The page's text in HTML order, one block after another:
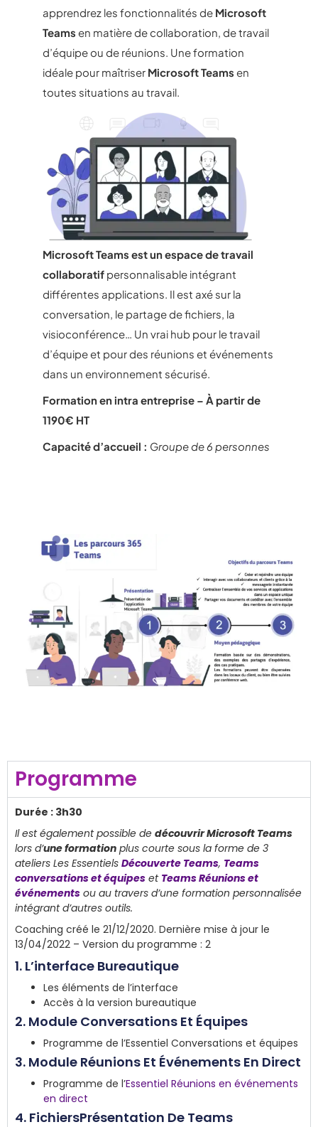
apprendrez les fonctionnalités de Microsoft
Teams en matière de collaboration, de travail
d’équipe ou de réunions. Une formation
idéale pour maîtriser Microsoft Teams en
toutes situations au travail.
Microsoft Teams est un espace de travail
collaboratif personnalisable intégrant
différentes applications. Il est axé sur la
conversation, le partage de fichiers, la
visioconférence… Un vrai hub pour le travail
d’équipe et pour des réunions et événements
dans un environnement sécurisé.
Formation en intra entreprise – À partir de
1190€ HT
Capacité d’accueil : Groupe de 6 personnes
Programme
Durée : 3h30
Il est également possible de découvrir Microsoft Teams
lors d’une formation plus courte sous la forme de 3
ateliers Les Essentiels Découverte Teams, Teams
conversations et équipes et Teams Réunions et
événements ou au travers d’une formation personnalisée
intégrant d’autres outils.
Coaching créé le 21/12/2020. Dernière mise à jour le
13/04/2022 – Version du programme : 2
1. L’interface Bureautique
Les éléments de l’interface​
Accès à la version bureautique​
2. Module Conversations Et Équipes
Programme de l’Essentiel Conversations et équipes
3. Module Réunions Et Événements En Direct
Programme de l’Essentiel Réunions en événements
en direct
4. FichiersPrésentation De Teams